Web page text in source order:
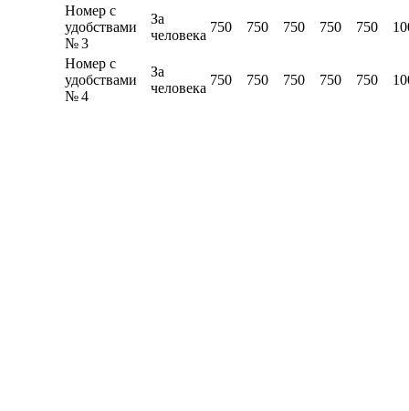
Номер с
удобствами
№ 3
За
человека
750 750 750 750 750
Номер с
удобствами
№ 4
За
человека
750 750 750 750 750